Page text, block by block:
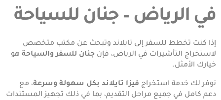
في الرياض – جنان للسياحة
إذا كنت تخطط للسفر إلى تايلاند وتبحث عن مكتب متخصص
لاستخراج التأشيرات في الرياض، فإن جنان للسفر والسياحة هو
خيارك الأمثل.
نوفر لك خدمة استخراج فيزا تايلاند بكل سهولة وسرعة، مع
دعم كامل في جميع مراحل التقديم، بما في ذلك تجهيز المستندات